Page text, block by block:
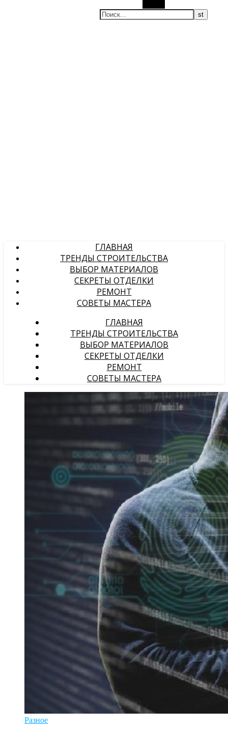
ГЛАВНАЯ
ТРЕНДЫ СТРОИТЕЛЬСТВА
ВЫБОР МАТЕРИАЛОВ
СЕКРЕТЫ ОТДЕЛКИ
РЕМОНТ
СОВЕТЫ МАСТЕРА
ГЛАВНАЯ
ТРЕНДЫ СТРОИТЕЛЬСТВА
ВЫБОР МАТЕРИАЛОВ
СЕКРЕТЫ ОТДЕЛКИ
РЕМОНТ
СОВЕТЫ МАСТЕРА
Разное